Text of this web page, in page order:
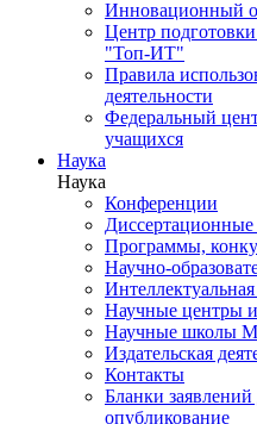
Инновационный
Центр
"Топ-ИТ"
Правила
деятельности
Федеральный
учащихся
Наука
Наука
Конференции
Диссертационные
Программы,
Научно-
Научные центры
Научные
Издательская
Контакты
Бланки
опубликование